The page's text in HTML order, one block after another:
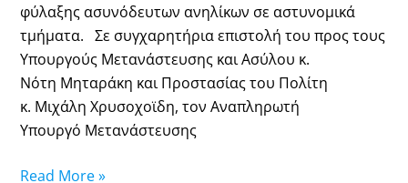
φύλαξης ασυνόδευτων ανηλίκων σε αστυνομικά
τμήματα. Σε συγχαρητήρια επιστολή του προς τους
Υπουργούς Μετανάστευσης και Ασύλου κ.
Νότη Μηταράκη και Προστασίας του Πολίτη
κ. Μιχάλη Χρυσοχοϊδη, τον Αναπληρωτή
Υπουργό Μετανάστευσης
Read More »